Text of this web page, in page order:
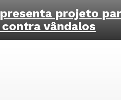
projeto
vândalos